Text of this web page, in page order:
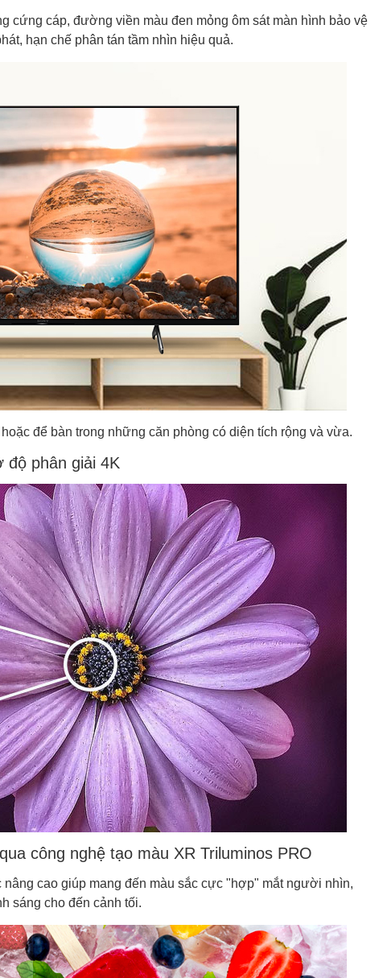
cứng cáp, đường viền màu đen mỏng ôm sát màn hình bảo vệ
hạn chế phân tán tầm nhìn hiệu quả.
để bàn trong những căn phòng có diện tích rộng và vừa.
độ phân giải 4K
công nghệ tạo màu XR Triluminos PRO
cao giúp mang đến màu sắc cực "hợp" mắt người nhìn,
sáng cho đến cảnh tối.